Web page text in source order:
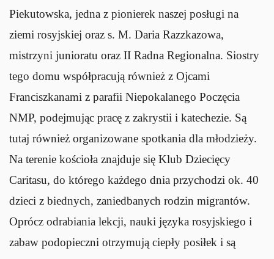
Piekutowska, jedna z pionierek naszej posługi na
ziemi rosyjskiej oraz s. M. Daria Razzkazowa,
mistrzyni junioratu oraz II Radna Regionalna. Siostry
tego domu współpracują również z Ojcami
Franciszkanami z parafii Niepokalanego Poczęcia
NMP, podejmując pracę z zakrystii i katechezie. Są
tutaj również organizowane spotkania dla młodzieży.
Na terenie kościoła znajduje się Klub Dziecięcy
Caritasu, do którego każdego dnia przychodzi ok. 40
dzieci z biednych, zaniedbanych rodzin migrantów.
Oprócz odrabiania lekcji, nauki języka rosyjskiego i
zabaw podopieczni otrzymują ciepły posiłek i są